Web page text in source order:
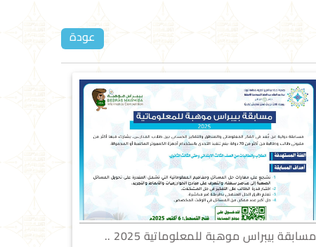
عودة
مسابقة بيبراس موهبة للمعلوماتية 2025 ..